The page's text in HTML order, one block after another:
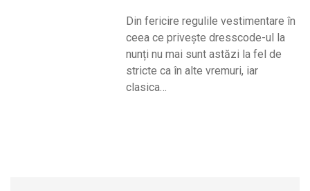
Din fericire regulile vestimentare în
ceea ce privește dresscode-ul la
nunți nu mai sunt astăzi la fel de
stricte ca în alte vremuri, iar
clasica…